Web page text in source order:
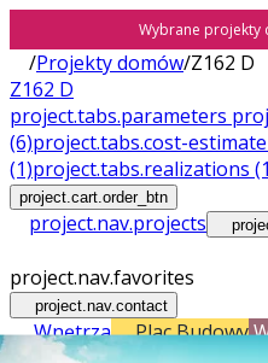
Wybrane projekty
/Projekty domów/Z162 D
Z162 D
project.tabs.parameters
(6)project.tabs.cost-estimate
(1)project.tabs.realizations
project.cart.order_btn
project.nav.projects
project.nav.favorites
project.nav.contact
Wnętrza Plac Budowy